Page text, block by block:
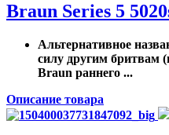
Braun Series 5
Альтернативное
силу другим бритвам
Braun раннего ...
Описание товара